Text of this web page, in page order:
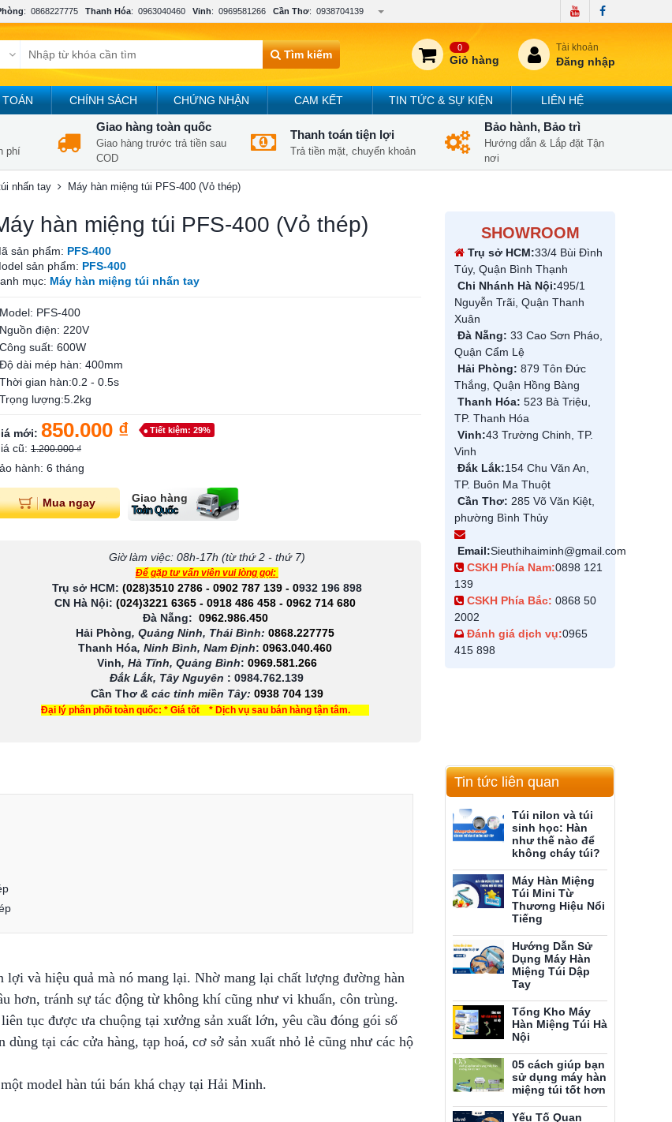
: 0868227775 Thanh Hóa: 0963040460 Vinh: 0969581266 Cần Thơ: 0938704139
Tìm kiếm
0
Giỏ hàng
Tài khoản
Đăng nhập
CHÍNH SÁCH CHỨNG NHẬN CAM KẾT TIN TỨC & SỰ KIỆN LIÊN HỆ
phí
Giao hàng toàn quốc
Giao hàng trước trả tiền sau
COD
Thanh toán tiện lợi
Trả tiền mặt, chuyển khoản
Bảo hành, Bảo trì
Hướng dẫn & Lắp đặt Tận
nơi
nhấn tay Máy hàn miệng túi PFS-400 (Vỏ thép)
hàn miệng túi PFS-400 (Vỏ thép)
sản phẩm: PFS-400
sản phẩm: PFS-400
mục: Máy hàn miệng túi nhấn tay
PFS-400
điện: 220V
suất: 600W
dài mép hàn: 400mm
gian hàn:0.2 - 0.5s
lượng:5.2kg
mới: 850.000 ₫ Tiết kiệm: 29%
cũ: 1.200.000 ₫
hành: 6 tháng
Mua ngay Giao hàng
Toàn Quốc
Giờ làm việc: 08h-17h (từ thứ 2 - thứ 7)
Để gặp tư vấn viên vui lòng gọi:
Trụ sở HCM: (028)3510 2786 - 0902 787 139- 0932 196 898
CN Hà Nội: (024)3221 6365 - 0918 486 458 - 0962 714 680
Đà Nẵng: 0962.986.450
Hải Phòng, Quảng Ninh, Thái Bình: 0868.227775
Thanh Hóa, Ninh Bình, Nam Định: 0963.040.460
Vinh, Hà Tĩnh, Quảng Bình: 0969.581.266
Đắk Lắk, Tây Nguyên : 0984.762.139
Cần Thơ & các tỉnh miền Tây: 0938 704 139
Đại lý phân phối toàn quốc: * Giá tốt * Dịch vụ sau bán hàng tận tâm.
SHOWROOM
Trụ sở HCM:33/4 Bùi Đình
Túy, Quận Bình Thạnh
Chi Nhánh Hà Nội:495/1
Nguyễn Trãi, Quận Thanh
Xuân
Đà Nẵng: 33 Cao Sơn Pháo,
Quận Cẩm Lệ
Hải Phòng: 879 Tôn Đức
Thắng, Quận Hồng Bàng
Thanh Hóa: 523 Bà Triệu,
TP. Thanh Hóa
Vinh:43 Trường Chinh, TP.
Vinh
Đắk Lắk:154 Chu Văn An,
TP. Buôn Ma Thuột
Cần Thơ: 285 Võ Văn Kiệt,
phường Bình Thủy
Email:Sieuthihaiminh@gmail.com
CSKH Phía Nam:0898 121
139
CSKH Phía Bắc: 0868 50
2002
Đánh giá dịch vụ:0965
415 898
lợi và hiệu quả mà nó mang lại. Nhờ mang lại chất lượng đường hàn
hơn, tránh sự tác động từ không khí cũng như vi khuẩn, côn trùng.
tục được ưa chuộng tại xưởng sản xuất lớn, yêu cầu đóng gói số
tại các cửa hàng, tạp hoá, cơ sở sản xuất nhỏ lẻ cũng như các hộ
model hàn túi bán khá chạy tại Hải Minh.
Tin tức liên quan
Túi nilon và túi
sinh học: Hàn
như thế nào để
không cháy túi?
Máy Hàn Miệng
Túi Mini Từ
Thương Hiệu Nổi
Tiếng
Hướng Dẫn Sử
Dụng Máy Hàn
Miệng Túi Dập
Tay
Tổng Kho Máy
Hàn Miệng Túi Hà
Nội
05 cách giúp bạn
sử dụng máy hàn
miệng túi tốt hơn
Yếu Tố Quan